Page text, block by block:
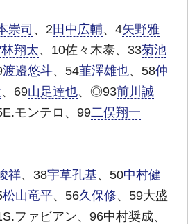
崇司 、2 田中広輔、4矢野雅
翔太、10佐々木泰、33菊池
渡邉悠斗、54韮澤雄也、58仲
、69山足達也、◎93前川誠
モンテロ、99二俣翔一
祥、38宇草孔基、50中村健
松山竜平、56久保修、59大盛
ファビアン、96中村奨成、